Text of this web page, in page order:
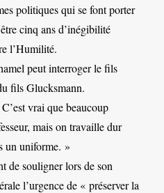
politiques qui se font porter
cinq ans d’inégibilité
l’Humilité.
peut interroger le fils
fils Glucksmann.
vrai que beaucoup
mais on travaille dur
un uniforme. »
de souligner lors de son
l’urgence de « préserver la